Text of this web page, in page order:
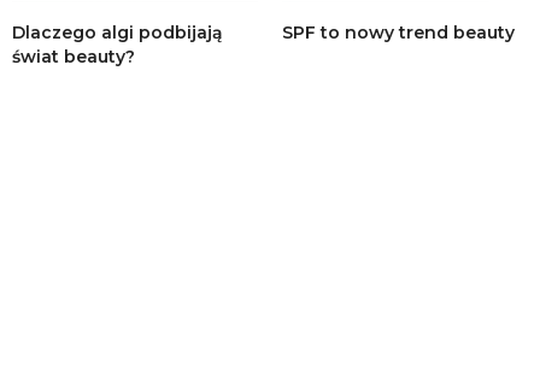
Dlaczego algi podbijają
świat beauty?
SPF to nowy trend beauty